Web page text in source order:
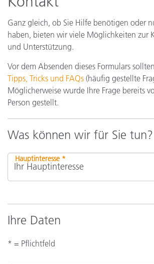
Ganz gleich, ob Sie Hilfe benötigen oder
haben, bieten wir viele Möglichkeiten zur
und Unterstützung.
Vor dem Absenden dieses Formulars
Tipps, Tricks und FAQs (häufig gestellte
Möglicherweise wurde Ihre Frage bereits
Person gestellt.
Was können wir für Sie tun?
Hauptinteresse *
Ihre Daten
* = Pflichtfeld